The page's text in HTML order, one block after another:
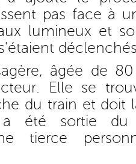
pas face à
lumineux et
âgée de
Elle se
du train et doit
été sortie du
tierce